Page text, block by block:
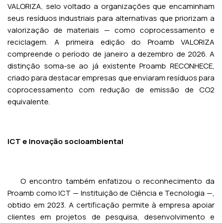
VALORIZA, selo voltado a organizações que encaminham
seus resíduos industriais para alternativas que priorizam a
valorização de materiais — como coprocessamento e
reciclagem. A primeira edição do Proamb VALORIZA
compreende o período de janeiro a dezembro de 2026. A
distinção soma-se ao já existente Proamb RECONHECE,
criado para destacar empresas que enviaram resíduos para
coprocessamento com redução de emissão de CO2
equivalente.
ICT e inovação socioambiental
O encontro também enfatizou o reconhecimento da
Proamb como ICT — Instituição de Ciência e Tecnologia —,
obtido em 2023. A certificação permite à empresa apoiar
clientes em projetos de pesquisa, desenvolvimento e